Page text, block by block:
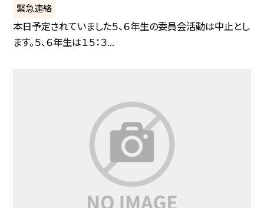
緊急連絡
本日予定されていました５、６年生の委員会活動は中止とし
ます。５、６年生は１５：３...